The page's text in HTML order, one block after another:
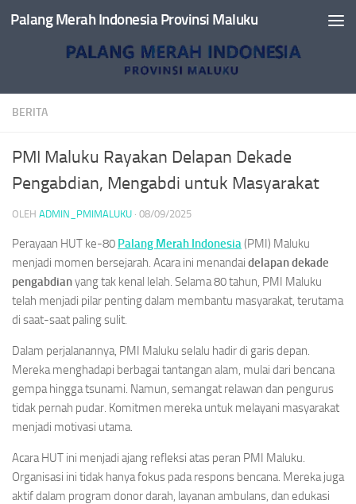
Skip to content
Palang Merah Indonesia Provinsi Maluku
BERITA
PMI Maluku Rayakan Delapan Dekade
Pengabdian, Mengabdi untuk Masyarakat
OLEH ADMIN_PMIMALUKU · 08/09/2025
Perayaan HUT ke-80 Palang Merah Indonesia(PMI) Maluku
menjadi momen bersejarah. Acara ini menandai delapan dekade
pengabdianyang tak kenal lelah. Selama 80 tahun, PMI Maluku
telah menjadi pilar penting dalam membantu masyarakat, terutama
di saat-saat paling sulit.
Dalam perjalanannya, PMI Maluku selalu hadir di garis depan.
Mereka menghadapi berbagai tantangan alam, mulai dari bencana
gempa hingga tsunami. Namun, semangat relawan dan pengurus
tidak pernah pudar. Komitmen mereka untuk melayani masyarakat
menjadi motivasi utama.
Acara HUT ini menjadi ajang refleksi atas peran PMI Maluku.
Organisasi ini tidak hanya fokus pada respons bencana. Mereka juga
aktif dalam program donor darah, layanan ambulans, dan edukasi